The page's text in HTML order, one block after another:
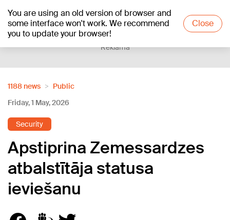
You are using an old version of browser and
some interface won't work. We recommend
you to update your browser!
Close
+21°C
Reklāma
1188 news
Public
Friday, 1 May, 2026
Security
Apstiprina Zemessardzes
atbalstītāja statusa
ieviešanu